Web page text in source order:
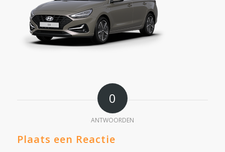
0
ANTWOORDEN
Plaats een Reactie